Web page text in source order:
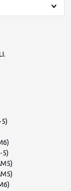
5)